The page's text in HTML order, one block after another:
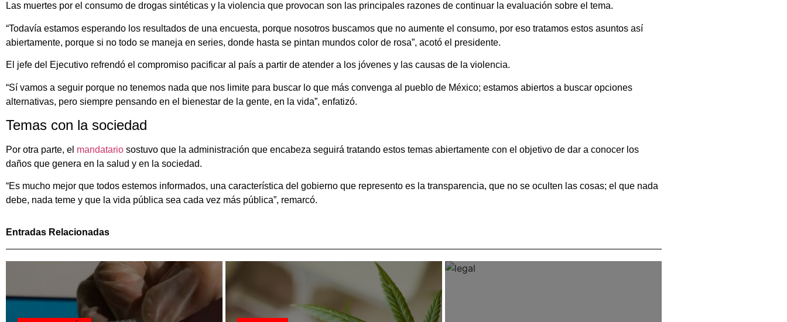
Las muertes por el consumo de drogas sintéticas y la violencia que provocan son las principales razones de continuar la evaluación sobre el tema.
“Todavía estamos esperando los resultados de una encuesta, porque nosotros buscamos que no aumente el consumo, por eso tratamos estos asuntos así
abiertamente, porque si no todo se maneja en series, donde hasta se pintan mundos color de rosa”, acotó el presidente.
El jefe del Ejecutivo refrendó el compromiso pacificar al país a partir de atender a los jóvenes y las causas de la violencia.
“Sí vamos a seguir porque no tenemos nada que nos limite para buscar lo que más convenga al pueblo de México; estamos abiertos a buscar opciones
alternativas, pero siempre pensando en el bienestar de la gente, en la vida”, enfatizó.
Temas con la sociedad
Por otra parte, el mandatario sostuvo que la administración que encabeza seguirá tratando estos temas abiertamente con el objetivo de dar a conocer los
daños que genera en la salud y en la sociedad.
“Es mucho mejor que todos estemos informados, una característica del gobierno que represento es la transparencia, que no se oculten las cosas; el que nada
debe, nada teme y que la vida pública sea cada vez más pública”, remarcó.
Entradas Relacionadas